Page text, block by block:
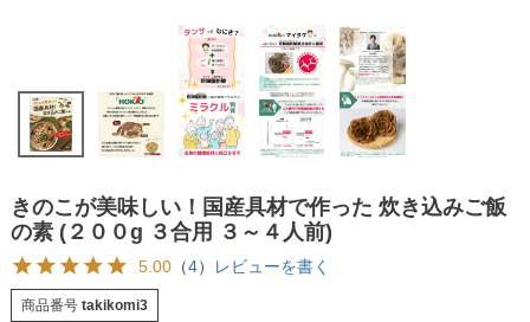
きのこが美味しい！国産具材で作った 炊き込みご飯
の素 (２００g ３合用 ３～４人前)
5.00（4） レビューを書く
商品番号 takikomi3